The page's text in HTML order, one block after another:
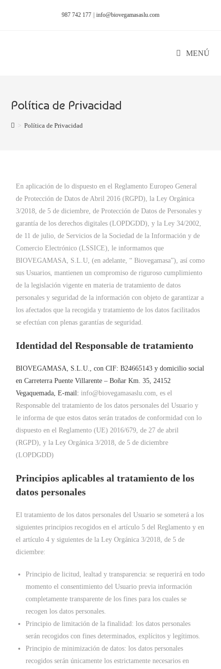
987 742 177 info@biovegamasaslu.com
MENÚ
Política de Privacidad
> Política de Privacidad
En aplicación de lo dispuesto en el Reglamento Europeo General
de Protección de Datos de Abril 2016 (RGPD), la Ley Orgánica
3/2018, de 5 de diciembre, de Protección de Datos de Personales y
garantía de los derechos digitales (LOPDGDD), y la Ley 34/2002,
de 11 de julio, de Servicios de la Sociedad de la Información y de
Comercio Electrónico (LSSICE), le informamos que
BIOVEGAMASA, S.L.U, (en adelante, “ Biovegamasa”), así como
sus Usuarios, mantienen un compromiso de riguroso cumplimiento
de la legislación vigente en materia de tratamiento de datos
personales y seguridad de la información con objeto de garantizar a
los afectados que la recogida y tratamiento de los datos facilitados
se efectúan con plenas garantías de seguridad.
Identidad del Responsable de tratamiento
BIOVEGAMASA, S.L.U., con CIF: B24665143 y domicilio social
en Carreterra Puente Villarente – Boñar Km. 35, 24152
Vegaquemada, E-mail:info@biovegamasaslu.com, es el
Responsable del tratamiento de los datos personales del Usuario y
le informa de que estos datos serán tratados de conformidad con lo
dispuesto en el Reglamento (UE) 2016/679, de 27 de abril
(RGPD), y la Ley Orgánica 3/2018, de 5 de diciembre
(LOPDGDD)
Principios aplicables al tratamiento de los
datos personales
El tratamiento de los datos personales del Usuario se someterá a los
siguientes principios recogidos en el artículo 5 del Reglamento y en
el artículo 4 y siguientes de la Ley Orgánica 3/2018, de 5 de
diciembre:
Principio de licitud, lealtad y transparencia: se requerirá en todo
momento el consentimiento del Usuario previa información
completamente transparente de los fines para los cuales se
recogen los datos personales.
Principio de limitación de la finalidad: los datos personales
serán recogidos con fines determinados, explícitos y legítimos.
Principio de minimización de datos: los datos personales
recogidos serán únicamente los estrictamente necesarios en